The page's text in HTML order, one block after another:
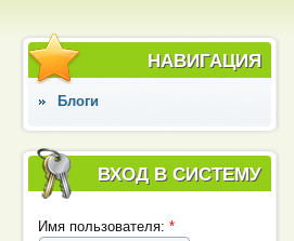
НАВИГАЦИЯ
Блоги
ВХОД В СИСТЕМУ
Имя пользователя:*